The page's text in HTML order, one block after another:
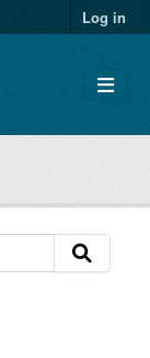
Log in